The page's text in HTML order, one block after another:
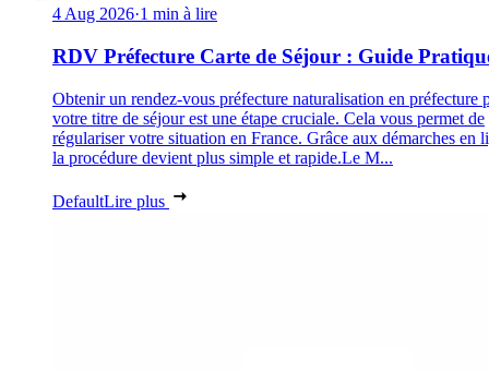
4 Aug 2026·1 min à lire
RDV Préfecture Carte de Séjour : Guide
Obtenir un rendez-vous préfecture naturalisation en préfecture
votre titre de séjour est une étape cruciale. Cela vous permet de
régulariser votre situation en France. Grâce aux démarches en
la procédure devient plus simple et rapide.Le M...
DefaultLire plus